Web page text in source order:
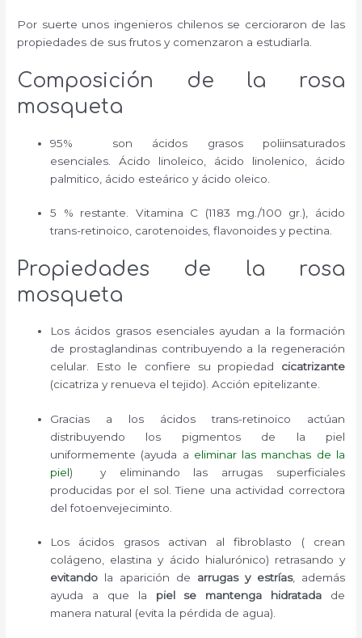
Por suerte unos ingenieros chilenos se cercioraron de las
propiedades de sus frutos y comenzaron a estudiarla.
Composición de la rosa
mosqueta
95% son ácidos grasos poliinsaturados
esenciales.Ácido linoleico, ácido linolenico, ácido
palmitico, ácido esteárico y ácido oleico.
5 % restante. Vitamina C (1183 mg./100 gr.), ácido
trans-retinoico, carotenoides, flavonoides y pectina.
Propiedades de la rosa
mosqueta
Los ácidos grasos esenciales ayudan a la formación
de prostaglandinas contribuyendo a la regeneración
celular. Esto le confiere su propiedad cicatrizante
(cicatriza y renueva el tejido). Acción epitelizante.
Gracias a los ácidos trans-retinoico actúan
distribuyendo los pigmentos de la piel
uniformemente (ayuda a eliminar las manchas de la
piel) y eliminando las arrugas superficiales
producidas por el sol. Tiene una actividad correctora
del fotoenvejeciminto.
Los ácidos grasos activan al fibroblasto ( crean
colágeno, elastina y ácido hialurónico) retrasando y
evitando la aparición de arrugas y estrías, además
ayuda a que la piel se mantenga hidratada de
manera natural (evita la pérdida de agua).